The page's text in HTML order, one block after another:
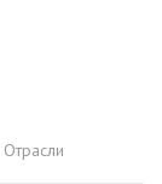
Отрасли